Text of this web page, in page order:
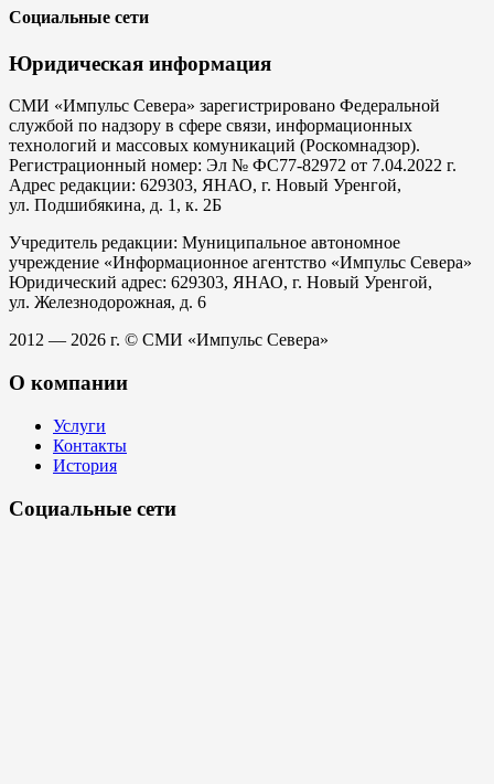
Социальные сети
Юридическая информация
СМИ «Импульс Севера» зарегистрировано Федеральной
службой по надзору в сфере связи, информационных
технологий и массовых комуникаций (Роскомнадзор).
Регистрационный номер: Эл № ФС77-82972 от 7.04.2022 г.
Адрес редакции: 629303, ЯНАО, г. Новый Уренгой,
ул. Подшибякина, д. 1, к. 2Б
Учредитель редакции: Муниципальное автономное
учреждение «Информационное агентство «Импульс Севера»
Юридический адрес: 629303, ЯНАО, г. Новый Уренгой,
ул. Железнодорожная, д. 6
2012 — 2026 г. © СМИ «Импульс Севера»
О компании
Услуги
Контакты
История
Социальные сети